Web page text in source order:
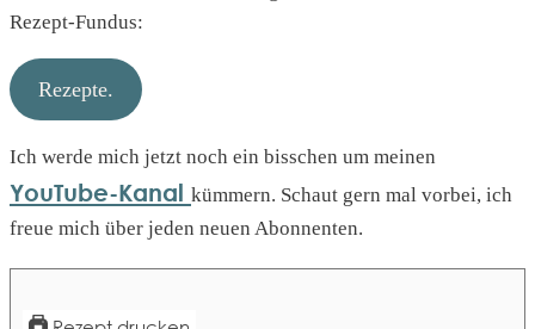
Rezept-Fundus:
Rezepte.
Ich werde mich jetzt noch ein bisschen um meinen
YouTube-Kanal kümmern. Schaut gern mal vorbei, ich
freue mich über jeden neuen Abonnenten.